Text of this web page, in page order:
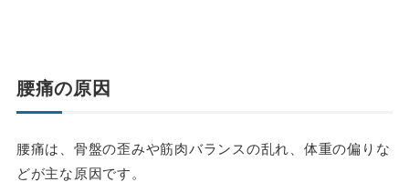
腰痛の原因
腰痛は、骨盤の歪みや筋肉バランスの乱れ、体重の偏りな
どが主な原因です。